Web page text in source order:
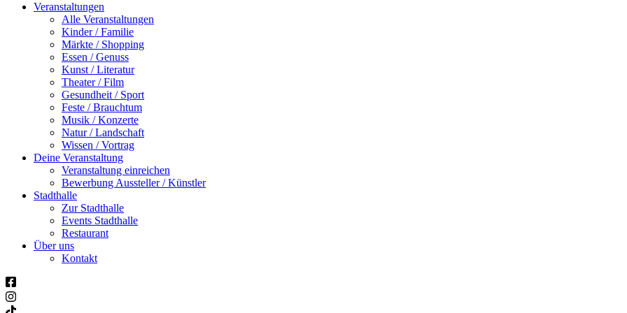
Veranstaltungen
Alle Veranstaltungen
Kinder / Familie
Märkte / Shopping
Essen / Genuss
Kunst / Literatur
Theater / Film
Gesundheit / Sport
Feste / Brauchtum
Musik / Konzerte
Natur / Landschaft
Wissen / Vortrag
Deine Veranstaltung
Veranstaltung einreichen
Bewerbung Aussteller / Künstler
Stadthalle
Zur Stadthalle
Events Stadthalle
Restaurant
Über uns
Kontakt